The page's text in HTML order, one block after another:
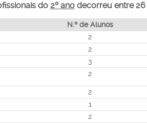
do 2º ano decorreu entre 26
N.º de Alunos
2
2
3
2
2
1
2